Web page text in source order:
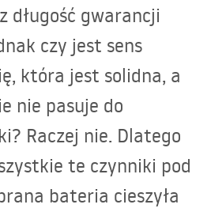
długość gwarancji
czy jest sens
która jest solidna, a
nie pasuje do
Raczej nie. Dlatego
te czynniki pod
bateria cieszyła